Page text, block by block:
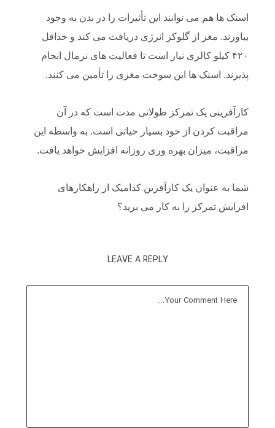
اسنک ها هم می توانند این تأثیرات را در بدن به وجود
بیاورند. مغز از گلوکز انرژی دریافت می کند و حداقل
۴۲۰ کیلو کالری نیاز است تا فعالیت های نرمال انجام
پذیرند. اسنک ها این سوخت مغزی را تأمین می کنند.
کارآفرینی یک تمرکز طولانی مدت است که در آن
مراقبت کردن از خود بسیار حیاتی است. به واسطه این
مراقبت، میزان بهره وری روزانه افزایش خواهد یافت.
شما به عنوان یک کارآفرین کدامیک از راهکارهای
افزایش تمرکز را به کار می برید؟
LEAVE A REPLY